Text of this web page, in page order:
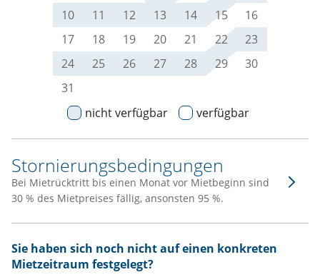
10
11 12 13 14 15
16
17
18 19 20 21 22
23
24
25 26 27 28 29
30
31
nicht verfügbar
verfügbar
Stornierungsbedingungen
Bei Mietrücktritt bis einen Monat vor Mietbeginn sind
30 % des Mietpreises fällig, ansonsten 95 %.
Sie haben sich noch nicht auf einen konkreten
Mietzeitraum festgelegt?